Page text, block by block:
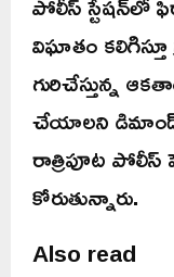
విఘాతం కలిగిస్తూ
గురిచేస్తున్న
చేయాలని డిమాండ్
రాత్రిపూట పోలీస్
కోరుతున్నారు.
Also read